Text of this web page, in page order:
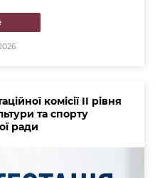
комісії ІІ рівня
та спорту
ради